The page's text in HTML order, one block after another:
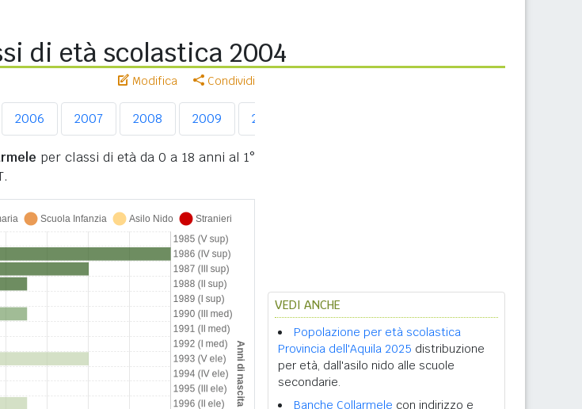
di età scolastica 2004
Modifica Condividi
2006 2007 2008 2009 2010
per classi di età da 0 a 18 anni al 1°
VEDI ANCHE
Popolazione per età scolastica
Provincia dell'Aquila 2025 distribuzione
per età, dall'asilo nido alle scuole
secondarie.
Banche Collarmele con indirizzo e